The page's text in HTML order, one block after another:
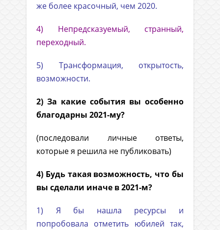
же более красочный, чем 2020.
4) Непредсказуемый, странный,
переходный.
5) Трансформация, открытость,
возможности.
2) За какие события вы особенно
благодарны 2021-му?
(последовали личные ответы,
которые я решила не публиковать)
4) Будь такая возможность, что бы
вы сделали иначе в 2021-м?
1) Я бы нашла ресурсы и
попробовала отметить юбилей так,